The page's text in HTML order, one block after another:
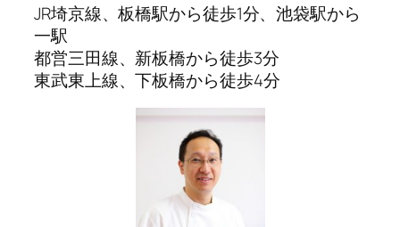
JR埼京線、板橋駅から徒歩1分、池袋駅から
一駅
都営三田線、新板橋から徒歩3分
東武東上線、下板橋から徒歩4分